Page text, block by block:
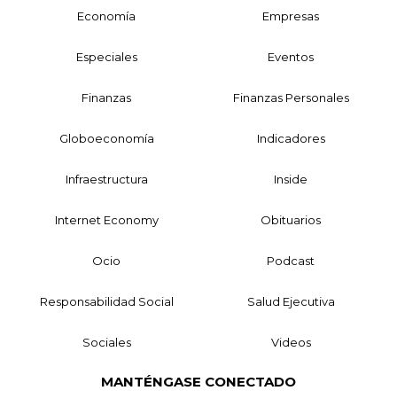
Economía Empresas
Especiales Eventos
Finanzas Finanzas Personales
Globoeconomía Indicadores
Infraestructura Inside
Internet Economy Obituarios
Ocio Podcast
Responsabilidad Social Salud Ejecutiva
Sociales Videos
MANTÉNGASE CONECTADO